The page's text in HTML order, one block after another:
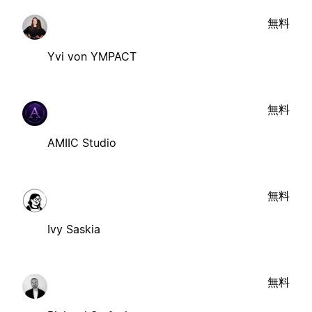
Yvi von YMPACT
無料
AMIIC Studio
無料
Ivy Saskia
無料
無料